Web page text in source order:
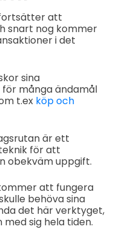
att
snart nog kommer
i det
sina
många ändamål
t.ex köp och
är ett
för att
obekväm uppgift.
att fungera
behöva sina
det här verktyget,
sig hela tiden.